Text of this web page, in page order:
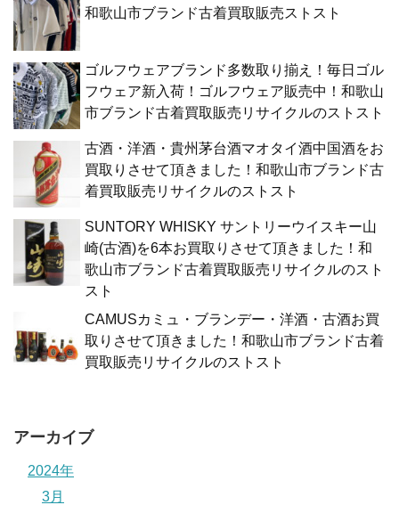
和歌山市ブランド古着買取販売ストスト
ゴルフウェアブランド多数取り揃え！毎日ゴル
フウェア新入荷！ゴルフウェア販売中！和歌山
市ブランド古着買取販売リサイクルのストスト
古酒・洋酒・貴州茅台酒マオタイ酒中国酒をお
買取りさせて頂きました！和歌山市ブランド古
着買取販売リサイクルのストスト
SUNTORY WHISKY サントリーウイスキー山
崎(古酒)を6本お買取りさせて頂きました！和
歌山市ブランド古着買取販売リサイクルのスト
スト
CAMUSカミュ・ブランデー・洋酒・古酒お買
取りさせて頂きました！和歌山市ブランド古着
買取販売リサイクルのストスト
アーカイブ
2024年
3月